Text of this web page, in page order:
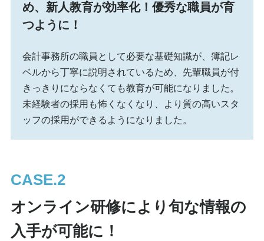
め、新人教育が効率化！優秀な職員が育
つように！
会計事務所の職員として必要な基礎知識が、簿記レ
ベルから丁寧に説明されているため、先輩職員が付
きっきりにならなくても教育が可能になりました。
未経験者の採用も怖くなくなり、より質の高いスタ
ッフの採用ができるようになりました。
CASE.
オンライン研修により旬な情報の
入手が可能に！